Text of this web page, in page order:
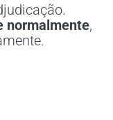
normalmente,